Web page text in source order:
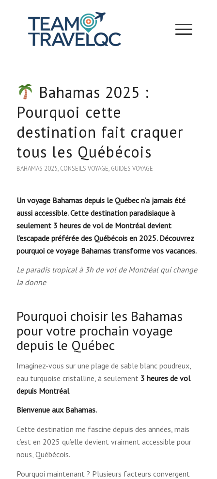
Bahamas 2025 :
Pourquoi cette
destination fait craquer
tous les Québécois
BAHAMAS 2025, CONSEILS VOYAGE, GUIDES VOYAGE
Un voyage Bahamas depuis le Québec n’a jamais été
aussi accessible. Cette destination paradisiaque à
seulement 3 heures de vol de Montréal devient
l’escapade préférée des Québécois en 2025. Découvrez
pourquoi ce voyage Bahamas transforme vos vacances.
Le paradis tropical à 3h de vol de Montréal qui change
la donne
Pourquoi choisir les Bahamas
pour votre prochain voyage
depuis le Québec
Imaginez-vous sur une plage de sable blanc poudreux,
eau turquoise cristalline, à seulement 3 heures de vol
depuis Montréal.
Bienvenue aux Bahamas.
Cette destination me fascine depuis des années, mais
c’est en 2025 qu’elle devient vraiment accessible pour
nous, Québécois.
Pourquoi maintenant ? Plusieurs facteurs convergent